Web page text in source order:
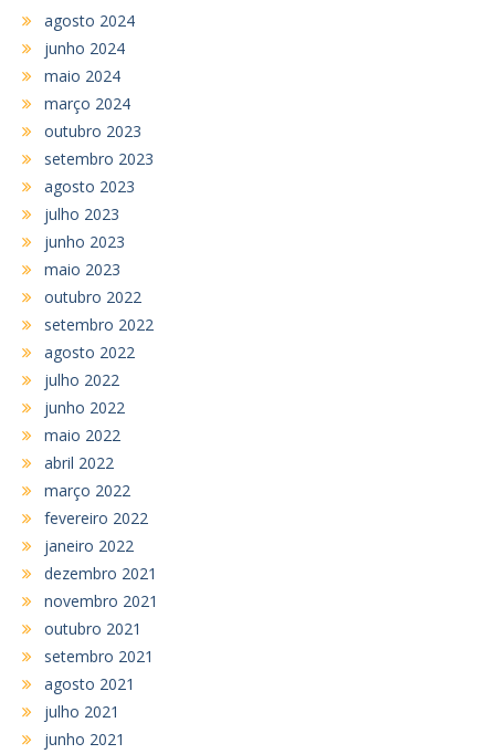
agosto 2024
junho 2024
maio 2024
março 2024
outubro 2023
setembro 2023
agosto 2023
julho 2023
junho 2023
maio 2023
outubro 2022
setembro 2022
agosto 2022
julho 2022
junho 2022
maio 2022
abril 2022
março 2022
fevereiro 2022
janeiro 2022
dezembro 2021
novembro 2021
outubro 2021
setembro 2021
agosto 2021
julho 2021
junho 2021